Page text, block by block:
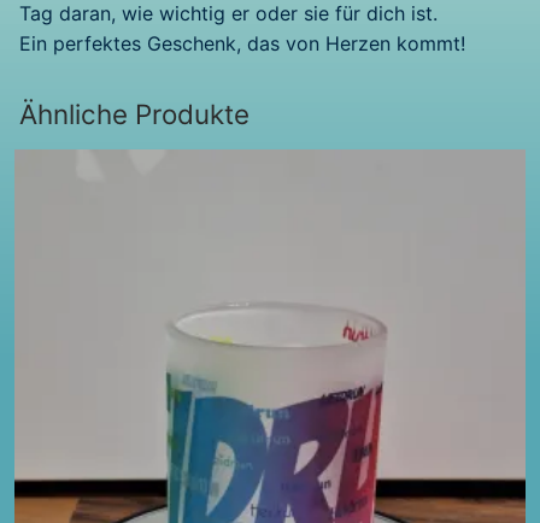
Tag daran, wie wichtig er oder sie für dich ist.
Ein perfektes Geschenk, das von Herzen kommt!
Ähnliche Produkte